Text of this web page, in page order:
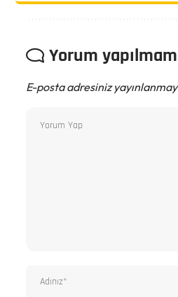
Yorum
E-posta adresiniz